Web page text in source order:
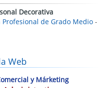
Decorativa
de Grado Medio -
Web
y Márketing